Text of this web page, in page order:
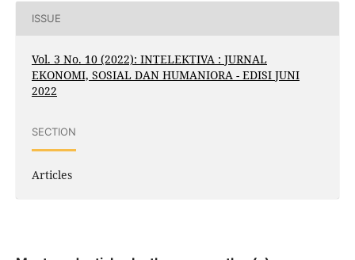
ISSUE
Vol. 3 No. 10 (2022): INTELEKTIVA : JURNAL
EKONOMI, SOSIAL DAN HUMANIORA - EDISI JUNI
2022
SECTION
Articles